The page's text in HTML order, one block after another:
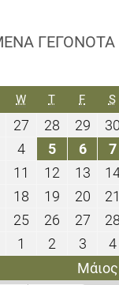
WΤΕΤΆΡΤΗ
TΠΈΜΠΤΗ
F S
Απριλίου
2022
27
Απριλίου
2022
28
Απριλίου
2022
2929 30
44
Μαΐου
2022
55
Μαΐου
2022
66
2022
77
Μαΐου
2022
11
Μαΐου
2022
12
Μαΐου
2022
1313
2022
Μαΐου
2022
18
Μαΐου
2022
19
Μαΐου
2022
2020
2022
21
Μαΐου
2525
Μαΐου
2022
26
Μαΐου
2022
2727 28
1
Ιουνίου
2
Ιουνίου
2022
33
2022
44